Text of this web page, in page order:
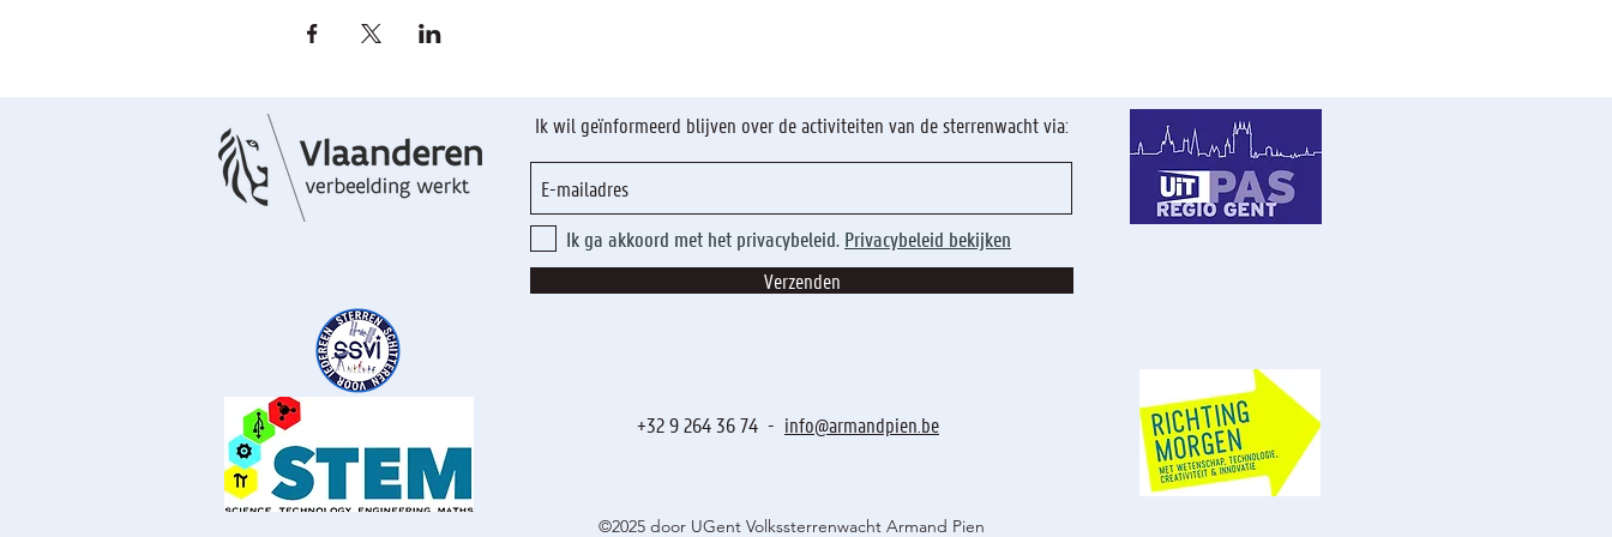
Ik wil geïnformeerd blijven over de activiteiten van de sterrenwacht via:
Ik ga akkoord met het privacybeleid. Privacybeleid bekijken
Verzenden
+32 9 264 36 74 - info@armandpien.be
©2025 door UGent Volkssterrenwacht Armand Pien